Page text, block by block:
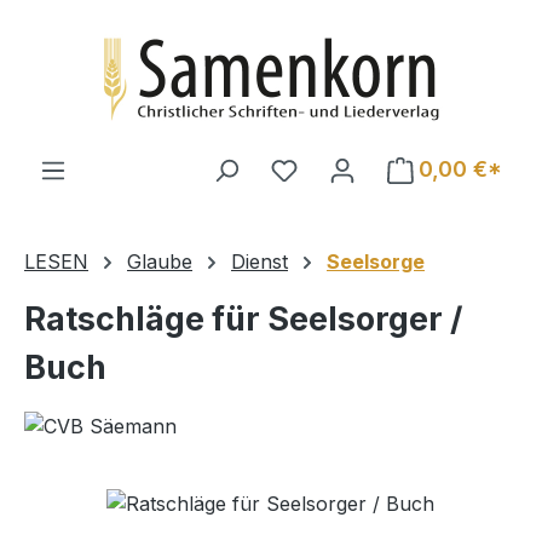
0,00 €*
LESEN Glaube Dienst Seelsorge
Ratschläge für Seelsorger /
Buch
Bildergalerie überspringen